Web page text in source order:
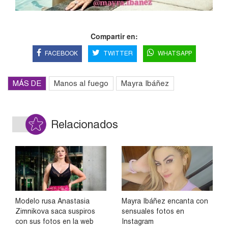
Compartir en:
FACEBOOK TWITTER WHATSAPP
MÁS DE Manos al fuego Mayra Ibáñez
Relacionados
Modelo rusa Anastasia
Zimnikova saca suspiros
con sus fotos en la web
Mayra Ibáñez encanta con
sensuales fotos en
Instagram